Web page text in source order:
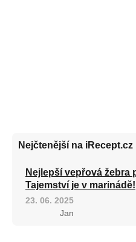
Nejčtenější na iRecept.cz
Nejlepší vepřová žebra
Tajemství je v marinádě!
23. 06. 2025
Jan